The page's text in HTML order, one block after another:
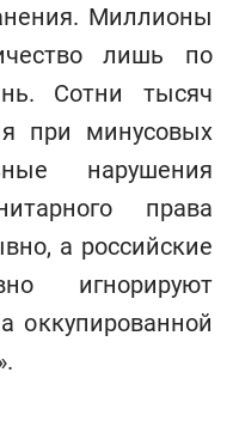
Миллионы
лишь по
Сотни тысяч
при минусовых
нарушения
права
а российские
игнорируют
оккупированной